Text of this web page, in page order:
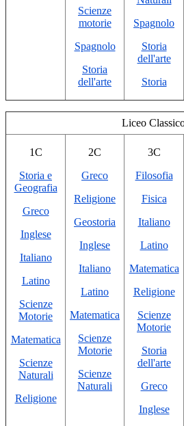
Scienze
motorie
Spagnolo
Storia
dell'arte
Spagnolo
Storia
dell'arte
Storia
Liceo
1C
Storia e
Geografia
Greco
Inglese
Italiano
Latino
Scienze
Motorie
Matematica
Scienze
Naturali
Religione
2C
Greco
Religione
Geostoria
Inglese
Italiano
Latino
Matematica
Scienze
Motorie
Scienze
Naturali
3C
Filosofia
Fisica
Italiano
Latino
Matematica
Religione
Scienze
Motorie
Storia
dell'arte
Greco
Inglese